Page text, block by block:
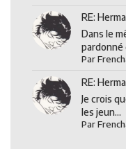
RE:
Dans le
pardonné
Par
RE:
Je crois
les jeun...
Par